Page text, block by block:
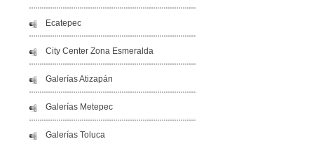
Ecatepec
City Center Zona Esmeralda
Galerías Atizapán
Galerías Metepec
Galerías Toluca